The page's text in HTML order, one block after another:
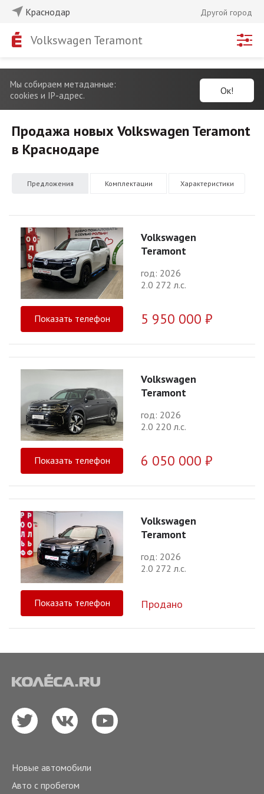
Краснодар Другой город
Volkswagen Teramont
Мы собираем метаданные:
cookies и IP-адрес.
Ок!
Продажа новых Volkswagen Teramont
в Краснодаре
Предложения Комплектации Характеристики
Volkswagen
Teramont
год: 2026
2.0 272 л.с.
Показать телефон 5 950 000 ₽
Volkswagen
Teramont
год: 2026
2.0 220 л.с.
Показать телефон 6 050 000 ₽
Volkswagen
Teramont
год: 2026
2.0 272 л.с.
Показать телефон Продано
Новые автомобили
Авто с пробегом